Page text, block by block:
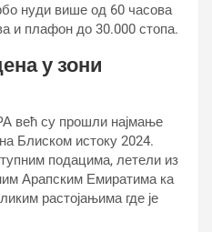
нуди више од 60 часова
и плафон до 30.000 стопа.
у зони
већ су прошли најмање
Блиском истоку 2024.
подацима, летели из
Арапским Емиратима ка
растојањима где је